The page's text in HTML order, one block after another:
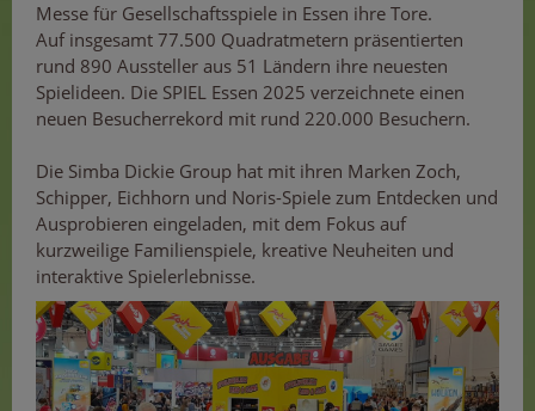
Messe für Gesellschaftsspiele in Essen ihre Tore.
Auf insgesamt 77.500 Quadratmetern präsentierten
rund 890 Aussteller aus 51 Ländern ihre neuesten
Spielideen. Die SPIEL Essen 2025 verzeichnete einen
neuen Besucherrekord mit rund 220.000 Besuchern.
Die Simba Dickie Group hat mit ihren Marken Zoch,
Schipper, Eichhorn und Noris-Spiele zum Entdecken und
Ausprobieren eingeladen, mit dem Fokus auf
kurzweilige Familienspiele, kreative Neuheiten und
interaktive Spielerlebnisse.